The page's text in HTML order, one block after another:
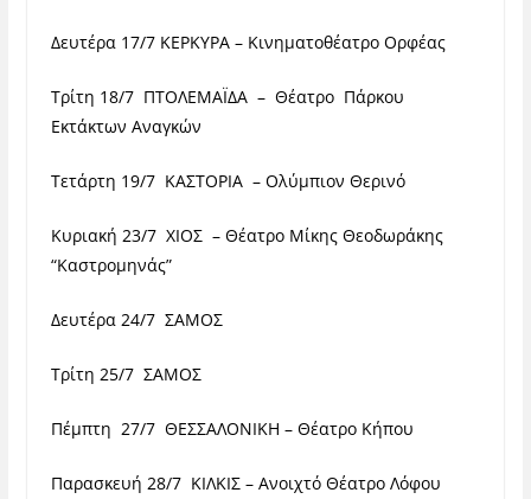
Δευτέρα 17/7 ΚΕΡΚΥΡΑ – Κινηματοθέατρο Ορφέας
Τρίτη 18/7 ΠΤΟΛΕΜΑΪΔΑ – Θέατρο Πάρκου
Εκτάκτων Αναγκών
Τετάρτη 19/7 ΚΑΣΤΟΡΙΑ – Ολύμπιον Θερινό
Κυριακή 23/7 ΧΙΟΣ – Θέατρο Μίκης Θεοδωράκης
“Καστρομηνάς”
Δευτέρα 24/7 ΣΑΜΟΣ
Τρίτη 25/7 ΣΑΜΟΣ
Πέμπτη 27/7 ΘΕΣΣΑΛΟΝΙΚΗ – Θέατρο Κήπου
Παρασκευή 28/7 ΚΙΛΚΙΣ – Ανοιχτό Θέατρο Λόφου